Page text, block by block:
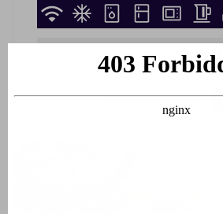
7 nachten
Meer informatie